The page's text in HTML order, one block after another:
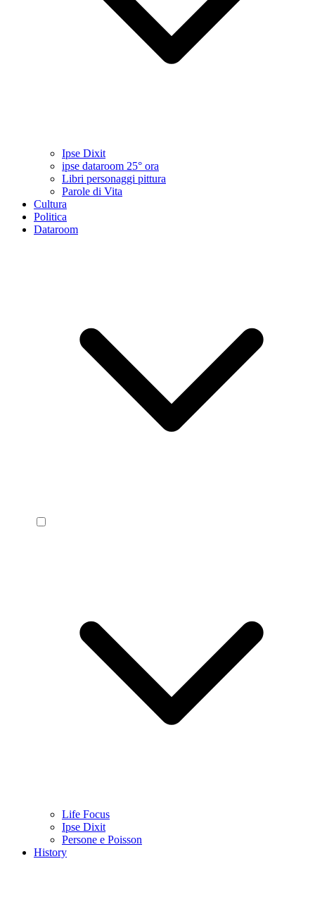
Ipse Dixit
ipse dataroom 25° ora
Libri personaggi pittura
Parole di Vita
Cultura
Politica
Dataroom
Life Focus
Ipse Dixit
Persone e Poisson
History